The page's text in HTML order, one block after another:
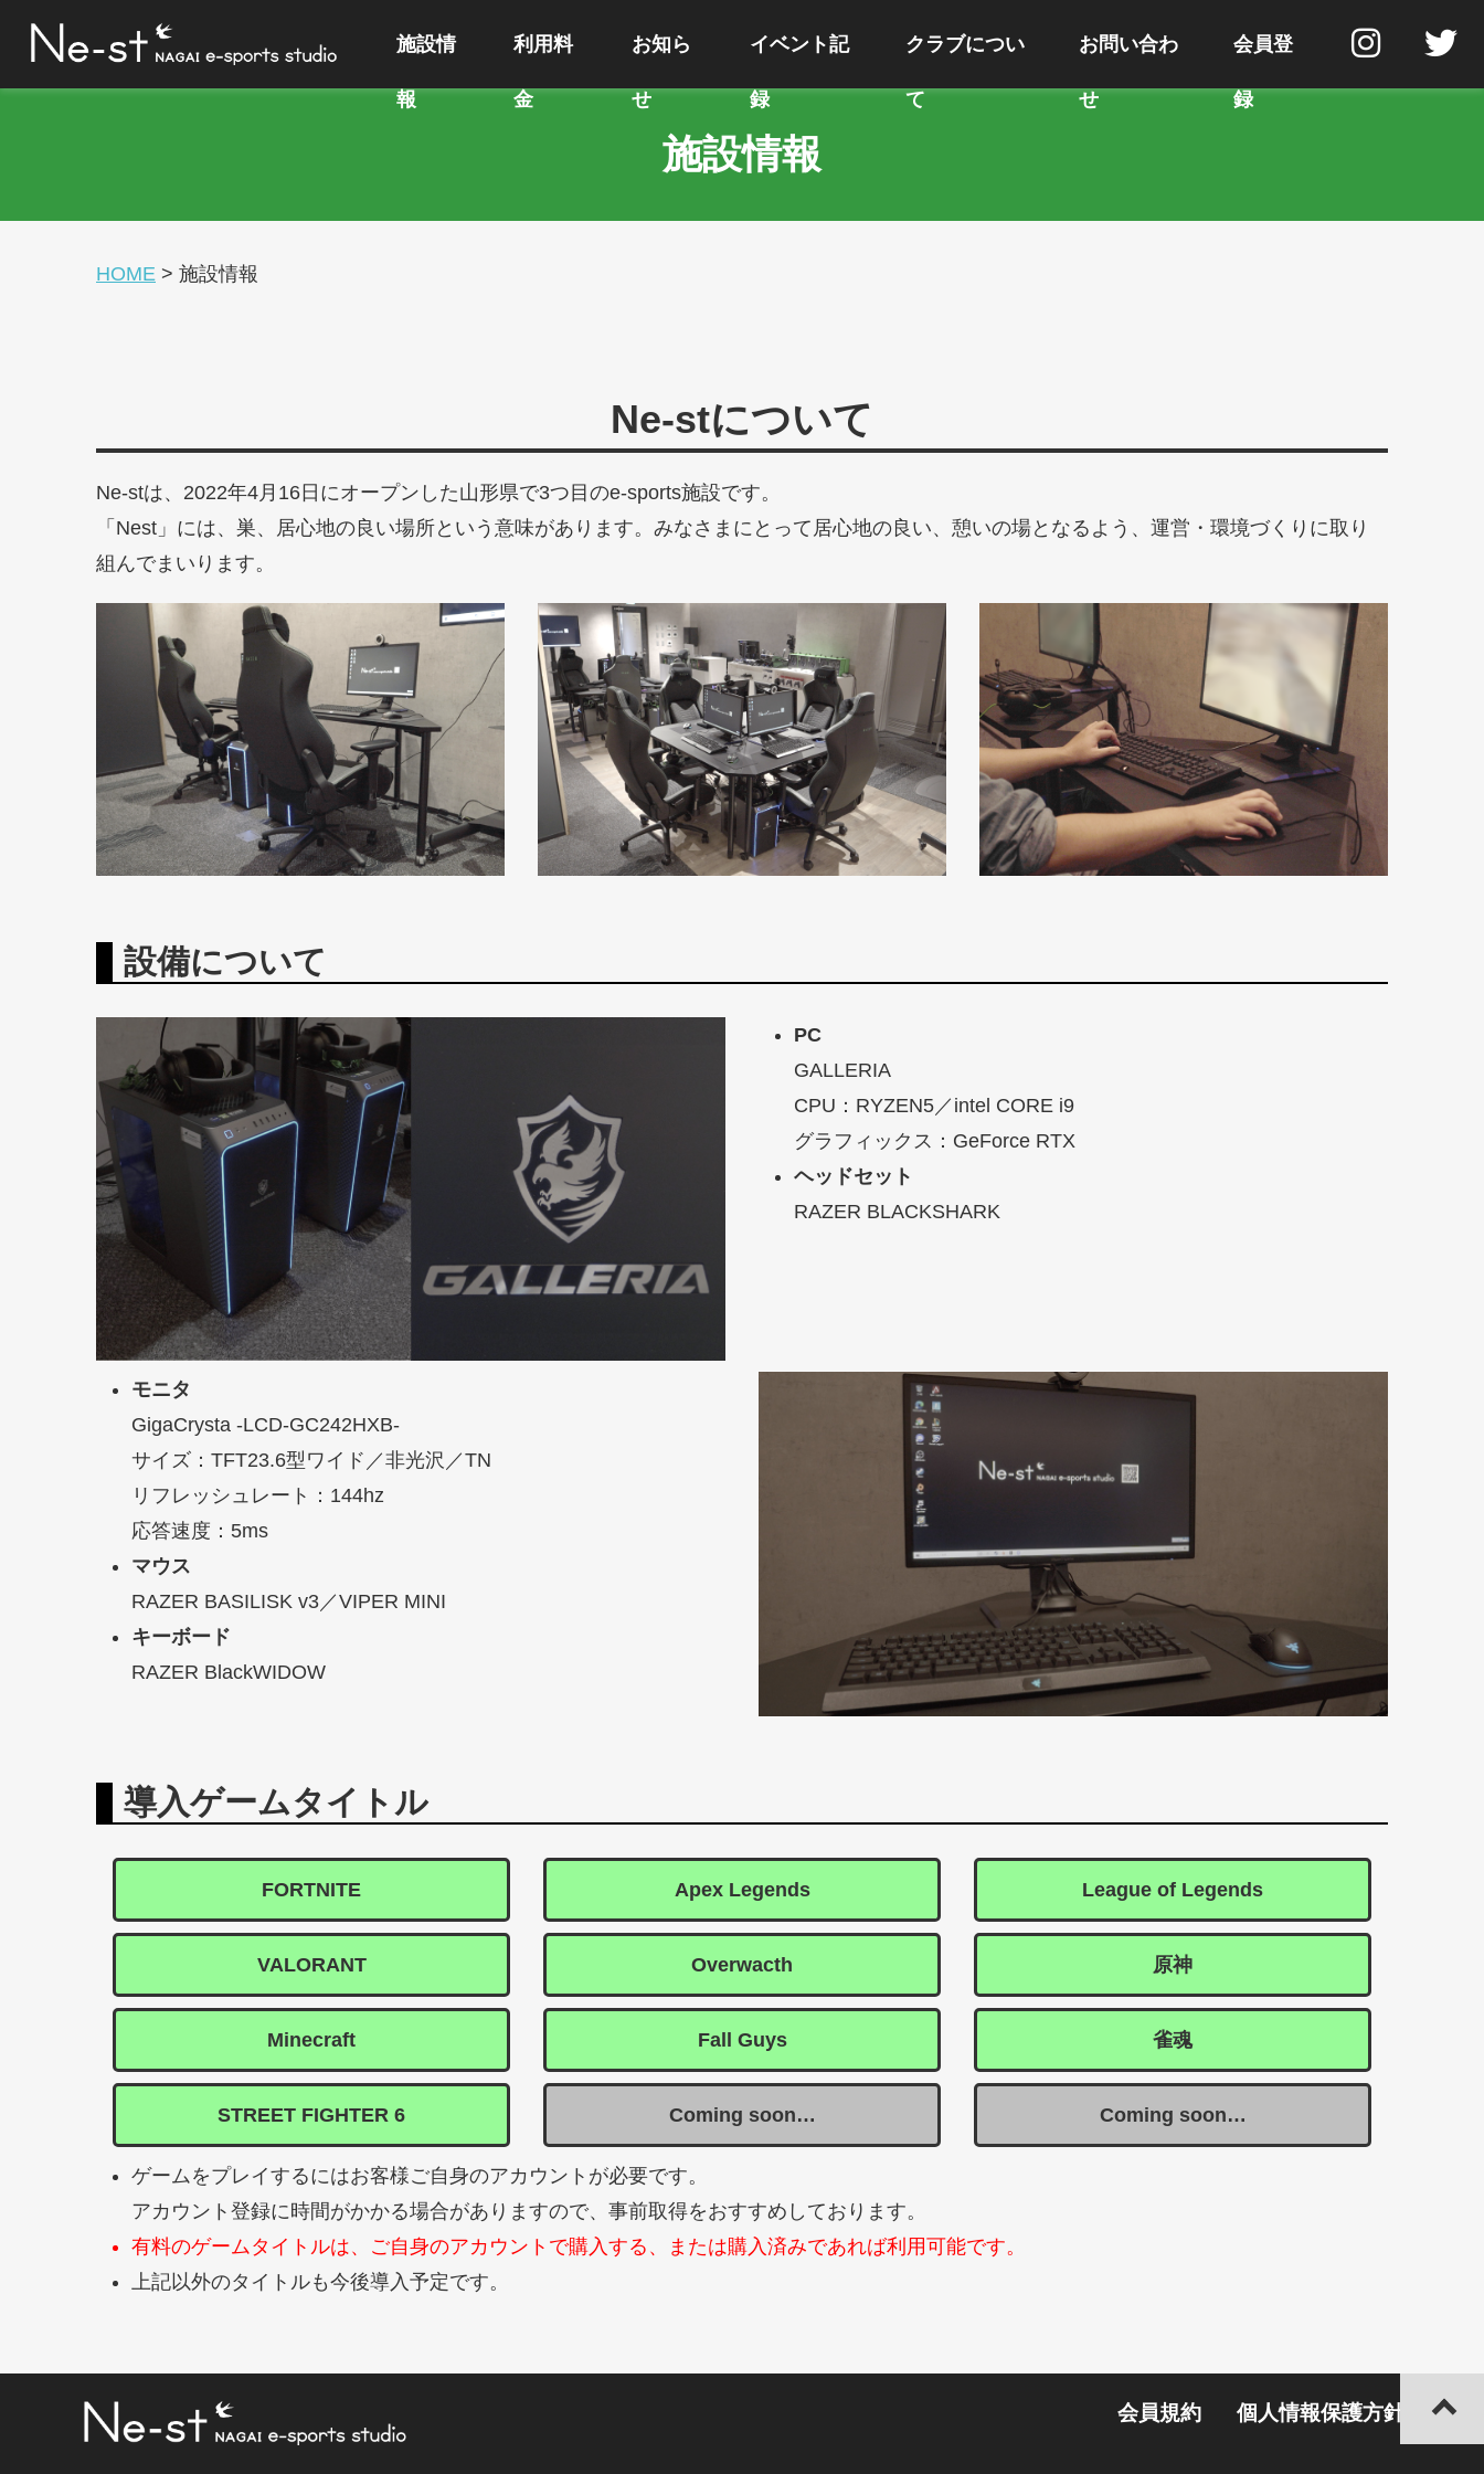
施設情
報
利用料
金
お知ら
せ
イベント記
録
クラブについ
て
お問い合わ
せ
会員登
録
施設情報
HOME > 施設情報
Ne-stについて
Ne-stは、2022年4月16日にオープンした山形県で3つ目のe-sports施設です。
「Nest」には、巣、居心地の良い場所という意味があります。みなさまにとって居心地の良い、憩いの場となるよう、運営・環境づくりに取り
組んでまいります。
設備について
PC
GALLERIA
CPU：RYZEN5／intel CORE i9
グラフィックス：GeForce RTX
ヘッドセット
RAZER BLACKSHARK
モニタ
GigaCrysta -LCD-GC242HXB-
サイズ：TFT23.6型ワイド／非光沢／TN
リフレッシュレート：144hz
応答速度：5ms
マウス
RAZER BASILISK v3／VIPER MINI
キーボード
RAZER BlackWIDOW
導入ゲームタイトル
FORTNITE Apex Legends League of Legends
VALORANT Overwacth 原神
Minecraft Fall Guys 雀魂
STREET FIGHTER 6 Coming soon… Coming soon…
ゲームをプレイするにはお客様ご自身のアカウントが必要です。
アカウント登録に時間がかかる場合がありますので、事前取得をおすすめしております。
有料のゲームタイトルは、ご自身のアカウントで購入する、または購入済みであれば利用可能です。
上記以外のタイトルも今後導入予定です。
会員規約 個人情報保護方針